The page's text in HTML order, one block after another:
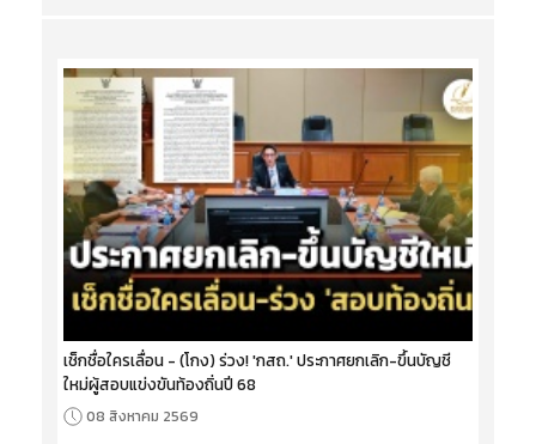
เช็กชื่อใครเลื่อน - (โกง) ร่วง! 'กสถ.' ประกาศยกเลิก-ขึ้นบัญชี
ใหม่ผู้สอบแข่งขันท้องถิ่นปี 68
08 สิงหาคม 2569